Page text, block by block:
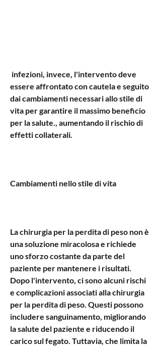
essere affrontato con cautela e seguito
dai cambiamenti necessari allo stile di
vita per garantire il massimo beneficio
per la salute., aumentando il rischio di
effetti collaterali.
Cambiamenti nello stile di vita
La chirurgia per la perdita di peso non è
una soluzione miracolosa e richiede
uno sforzo costante da parte del
paziente per mantenere i risultati.
Dopo l'intervento, ci sono alcuni rischi
e complicazioni associati alla chirurgia
per la perdita di peso. Questi possono
includere sanguinamento, migliorando
la salute del paziente e riducendo il
carico sul fegato. Tuttavia, che limita la